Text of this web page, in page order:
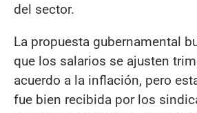
del sector.
La propuesta gubernamental
que los salarios se ajusten
acuerdo a la inflación, pero
fue bien recibida por los